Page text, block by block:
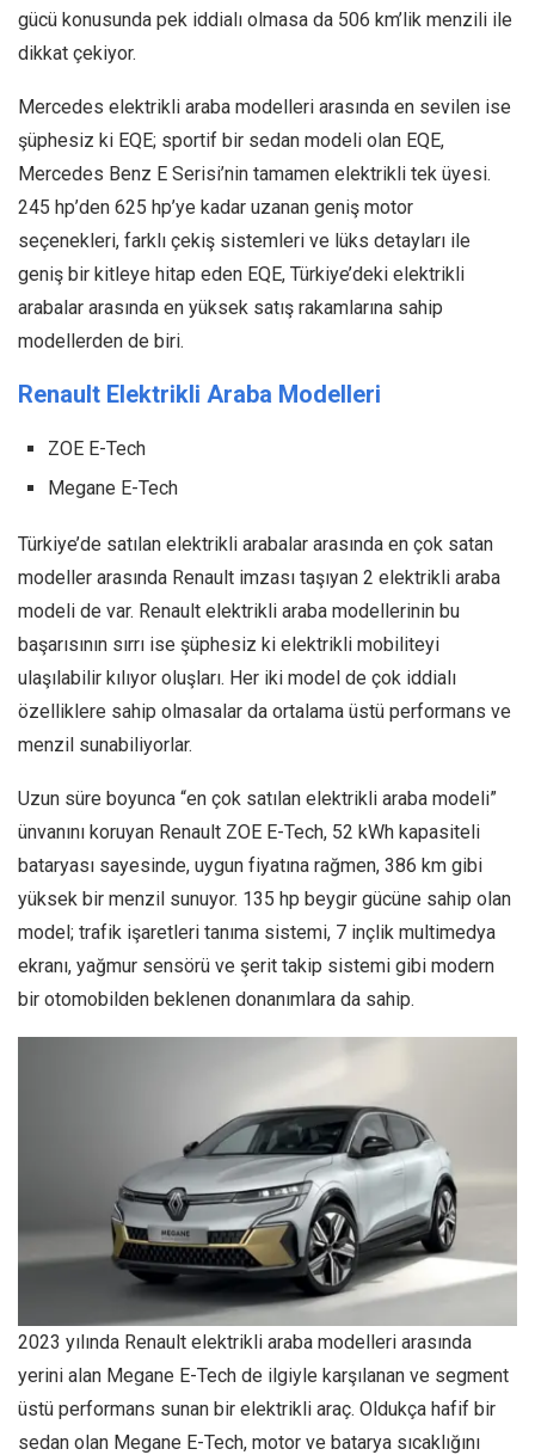
gücü konusunda pek iddialı olmasa da 506 km’lik menzili ile
dikkat çekiyor.
Mercedes elektrikli araba modelleri arasında en sevilen ise
şüphesiz ki EQE; sportif bir sedan modeli olan EQE,
Mercedes Benz E Serisi’nin tamamen elektrikli tek üyesi.
245 hp’den 625 hp’ye kadar uzanan geniş motor
seçenekleri, farklı çekiş sistemleri ve lüks detayları ile
geniş bir kitleye hitap eden EQE, Türkiye’deki elektrikli
arabalar arasında en yüksek satış rakamlarına sahip
modellerden de biri.
Renault Elektrikli Araba Modelleri
ZOE E-Tech
Megane E-Tech
Türkiye’de satılan elektrikli arabalar arasında en çok satan
modeller arasında Renault imzası taşıyan 2 elektrikli araba
modeli de var. Renault elektrikli araba modellerinin bu
başarısının sırrı ise şüphesiz ki elektrikli mobiliteyi
ulaşılabilir kılıyor oluşları. Her iki model de çok iddialı
özelliklere sahip olmasalar da ortalama üstü performans ve
menzil sunabiliyorlar.
Uzun süre boyunca “en çok satılan elektrikli araba modeli”
ünvanını koruyan Renault ZOE E-Tech, 52 kWh kapasiteli
bataryası sayesinde, uygun fiyatına rağmen, 386 km gibi
yüksek bir menzil sunuyor. 135 hp beygir gücüne sahip olan
model; trafik işaretleri tanıma sistemi, 7 inçlik multimedya
ekranı, yağmur sensörü ve şerit takip sistemi gibi modern
bir otomobilden beklenen donanımlara da sahip.
2023 yılında Renault elektrikli araba modelleri arasında
yerini alan Megane E-Tech de ilgiyle karşılanan ve segment
üstü performans sunan bir elektrikli araç. Oldukça hafif bir
sedan olan Megane E-Tech, motor ve batarya sıcaklığını